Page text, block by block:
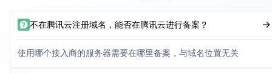
不在腾讯云注册域名，能否在腾讯云进行备案？
使用哪个接入商的服务器需要在哪里备案，与域名位置无关